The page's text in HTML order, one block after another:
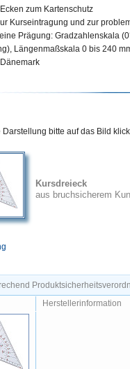
zum Kartenschutz
Kurseintragung und zur
Prägung: Gradzahlenskala
Längenmaßskala 0 bis 240
bitte auf das Bild
Kursdreieck
aus bruchsicherem
Herstellerinformation